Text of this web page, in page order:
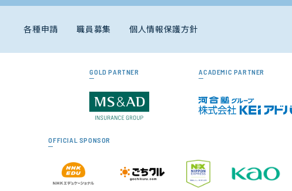
各種申請 職員募集 個人情報保護方針
GOLD PARTNER ACADEMIC PARTNER
OFFICIAL SPONSOR